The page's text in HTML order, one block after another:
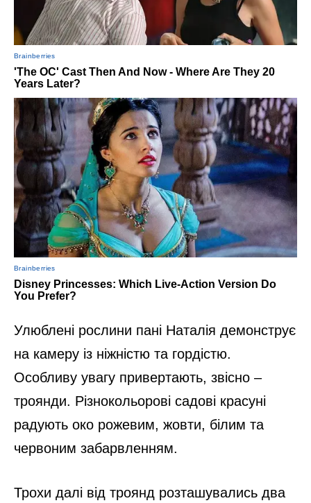
Улюблені рослини пані Наталія демонструє
на камеру із ніжністю та гордістю.
Особливу увагу привертають, звісно –
троянди. Різнокольорові садові красуні
радують око рожевим, жовти, білим та
червоним забарвленням.
Трохи далі від троянд розташувались два